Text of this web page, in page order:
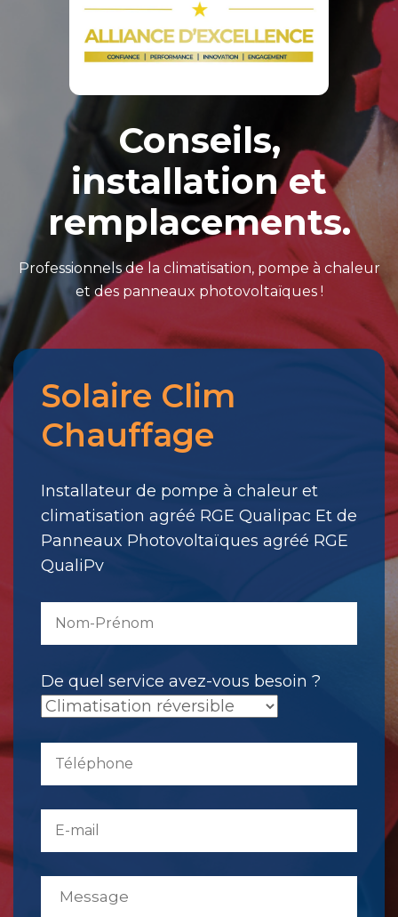
Conseils,
installation et
remplacements.
Professionnels de la climatisation, pompe à chaleur
et des panneaux photovoltaïques !
Merci
pour
votre
Il
a
été
envoyé.
Solaire Clim
Chauffage
Installateur de pompe à chaleur et
climatisation agréé RGE Qualipac Et de
Panneaux Photovoltaïques agréé RGE
QualiPv
De quel service avez-vous besoin ?